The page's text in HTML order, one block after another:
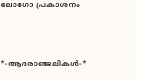
ലോഗോ പ്രകാശനം
*-ആദരാഞ്ജലികൾ-*